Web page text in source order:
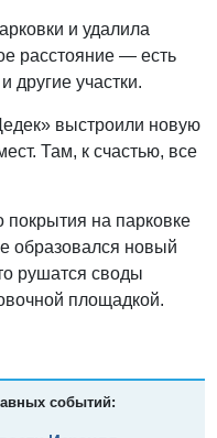
и удалила
расстояние — есть
другие участки.
выстроили новую
Там, к счастью, все
на парковке
образовался новый
рушатся своды
площадкой.
событий: